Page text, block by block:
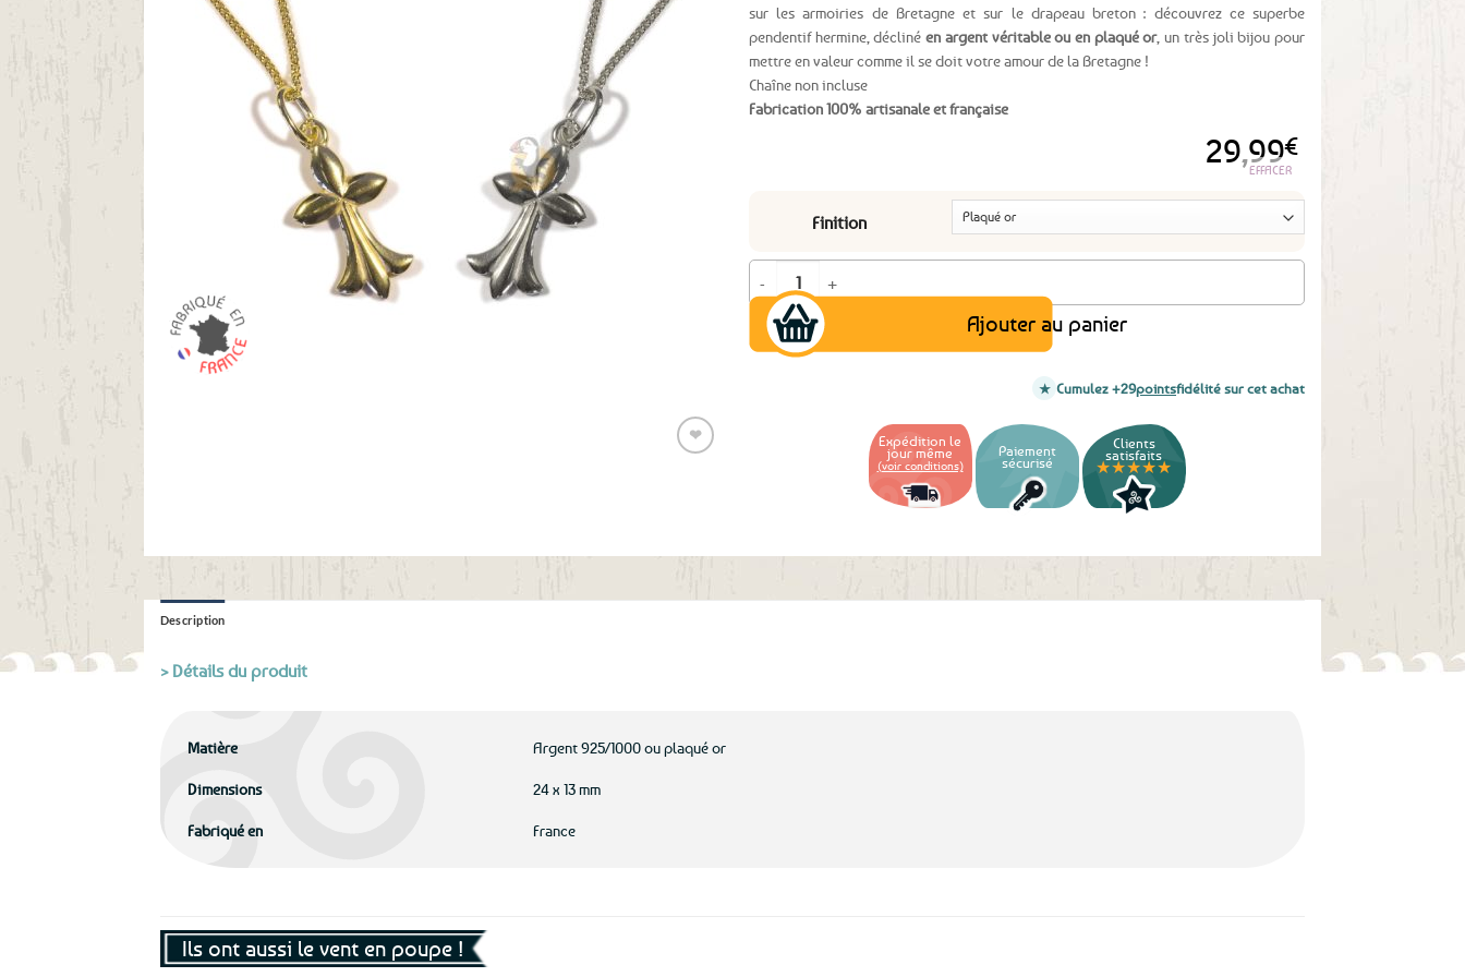
Ajouter
❤
sur les armoiries de Bretagne et sur le drapeau breton : découvrez ce superbe
pendentif hermine, déclinéen argent véritable ou en plaqué or, un très joli bijou pour
mettre en valeur comme il se doit votre amour de la Bretagne !
Chaîne non incluse
Fabrication 100% artisanale et française
29,99€
Finition
EFFACER
quantité de Pendentif Hermine bretonne - Argent ou plaqué or
Ajouter au panier
Cumulez +29pointsfidélité sur cet achat
Expédition le
jour même
(voir conditions)
Paiement
sécurisé
Clients
satisfaits
★★★★★
Description
> Détails du produit
Matière Argent 925/1000 ou plaqué or
Dimensions 24 x 13 mm
Fabriqué en France
Ils ont aussi le vent en poupe !